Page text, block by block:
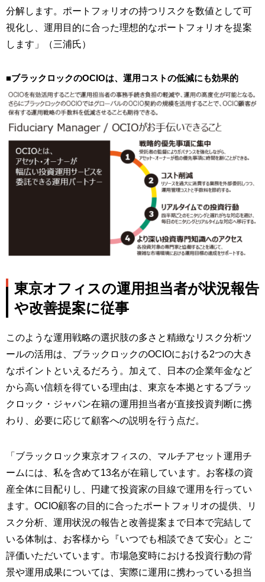
分解します。ポートフォリオの持つリスクを数値として可
視化し、運用目的に合った理想的なポートフォリオを提案
します」（三浦氏）
■ブラックロックのOCIOは、運用コストの低減にも効果的
東京オフィスの運用担当者が状況報告
や改善提案に従事
このような運用戦略の選択肢の多さと精緻なリスク分析ツ
ールの活用は、ブラックロックのOCIOにおける2つの大き
なポイントといえるだろう。加えて、日本の企業年金など
から高い信頼を得ている理由は、東京を本拠とするブラッ
クロック・ジャパン在籍の運用担当者が直接投資判断に携
わり、必要に応じて顧客への説明を行う点だ。
「ブラックロック東京オフィスの、マルチアセット運用チ
ームには、私を含めて13名が在籍しています。お客様の資
産全体に目配りし、円建て投資家の目線で運用を行ってい
ます。OCIO顧客の目的に合ったポートフォリオの提供、リ
スク分析、運用状況の報告と改善提案まで日本で完結して
いる体制は、お客様から『いつでも相談できて安心』とご
評価いただいています。市場急変時における投資行動の背
景や運用成果については、実際に運用に携わっている担当